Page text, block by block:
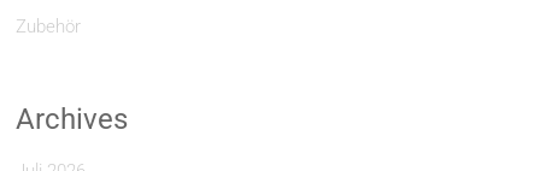
Zubehör
Archives